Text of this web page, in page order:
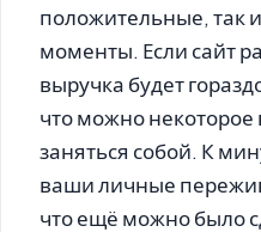
положительные, так
моменты. Если сайт
выручка будет
что можно некоторое
заняться собой. К
ваши личные
что ещё можно было